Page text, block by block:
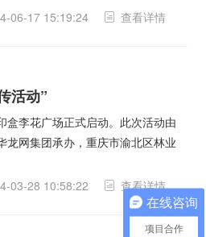
06-17 15:19:24 查看详情
活动”
李花广场正式启动。此次活动由
龙网集团承办，重庆市渝北区林业
03-28 10:58:22
查看详情
在线咨询
项目合作